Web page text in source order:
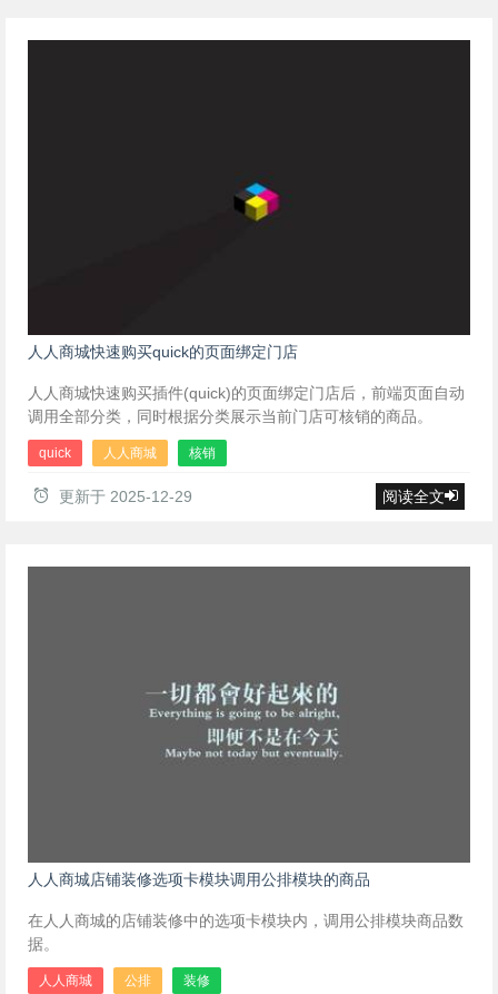
人人商城快速购买quick的页面绑定门店
人人商城快速购买插件(quick)的页面绑定门店后，前端页面自动
调用全部分类，同时根据分类展示当前门店可核销的商品。
quick 人人商城 核销
更新于 2025-12-29 阅读全文
人人商城店铺装修选项卡模块调用公排模块的商品
在人人商城的店铺装修中的选项卡模块内，调用公排模块商品数
据。
人人商城 公排 装修